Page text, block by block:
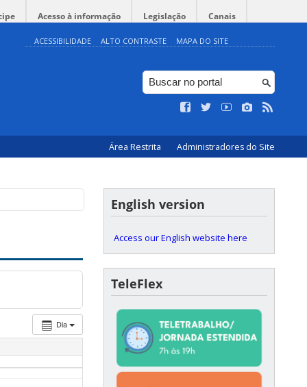
Acesso à informação Legislação Canais
ACESSIBILIDADE ALTO CONTRASTE MAPA DO SITE
Área Restrita Administradores do Site
Dia
English version
Access our English website here
TeleFlex